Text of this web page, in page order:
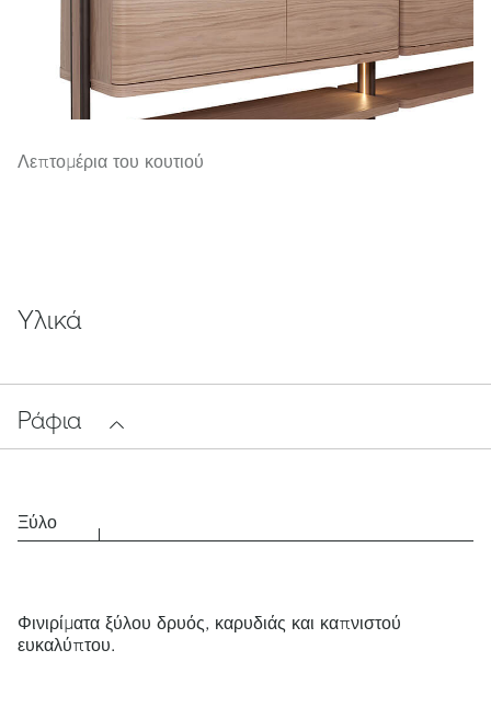
Λεπτομέρια του κουτιού
Υλικά
Ράφια
Ξύλο
Φινιρίματα ξύλου δρυός, καρυδιάς και καπνιστού
ευκαλύπτου.